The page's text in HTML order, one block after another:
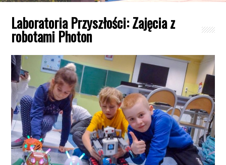
Laboratoria Przyszłości: Zajęcia z
robotami Photon